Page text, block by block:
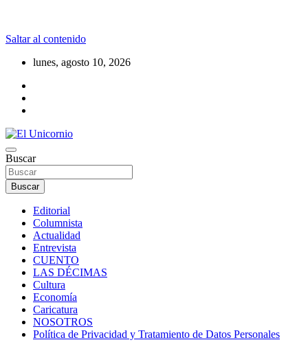
Saltar al contenido
lunes, agosto 10, 2026
El Unicornio
La realidad supera la fantasía
Buscar
Buscar
Editorial
Columnista
Actualidad
Entrevista
CUENTO
LAS DÉCIMAS
Cultura
Economía
Caricatura
NOSOTROS
Política de Privacidad y Tratamiento de Datos Personales